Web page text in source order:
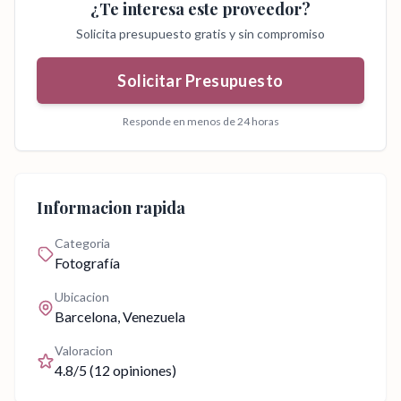
¿Te interesa este proveedor?
Solicita presupuesto gratis y sin compromiso
Solicitar Presupuesto
Responde en menos de 24 horas
Informacion rapida
Categoria
Fotografía
Ubicacion
Barcelona, Venezuela
Valoracion
4.8/5 (12 opiniones)